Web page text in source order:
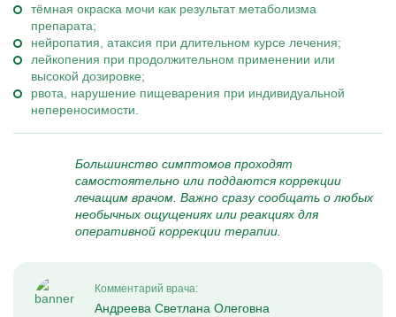
тёмная окраска мочи как результат метаболизма
препарата;
нейропатия, атаксия при длительном курсе лечения;
лейкопения при продолжительном применении или
высокой дозировке;
рвота, нарушение пищеварения при индивидуальной
непереносимости.
Большинство симптомов проходят
самостоятельно или поддаются коррекции
лечащим врачом. Важно сразу сообщать о любых
необычных ощущениях или реакциях для
оперативной коррекции терапии.
Комментарий врача:
Андреева Светлана Олеговна